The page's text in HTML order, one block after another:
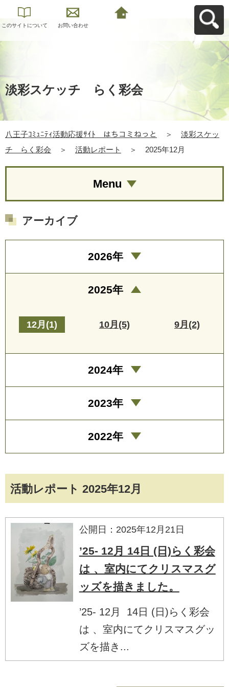
このサイトについて お問い合わせ
淡彩スケッチ らく彩会
八王子ｺﾐｭﾆﾃｨ活動応援ｻｲﾄ はちコミねっと ＞
淡彩スケッ
チ らく彩会
＞ 活動レポート ＞ 2025年12月
活動レポート 2025年12月
公開日：2025年12月21日
’25- 12月 14日 (日)らく彩会
は 、室内にてクリスマスグ
ッズを描きました。
’25- 12月 14日 (日)らく彩会
は 、室内にてクリスマスグッ
ズを描き...
Menu
アーカイブ
2026年
2025年
12月(1) 10月(5) 9月(2)
2024年
2023年
2022年